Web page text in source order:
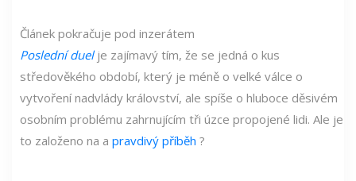
Článek pokračuje pod inzerátem
Poslední duel je zajímavý tím, že se jedná o kus
středověkého období, který je méně o velké válce o
vytvoření nadvlády království, ale spíše o hluboce děsivém
osobním problému zahrnujícím tři úzce propojené lidi. Ale je
to založeno na a pravdivý příběh ?